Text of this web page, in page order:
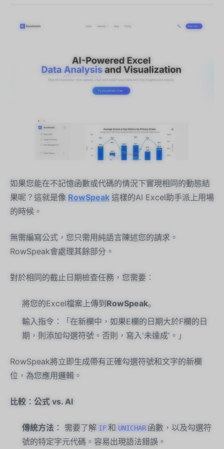
如果您能在不記憶函數或代碼的情況下實現相同的動態結
果呢？這就是像 RowSpeak 這樣的AI Excel助手派上用場
的時候。
無需編寫公式，您只需用純語言陳述您的請求。
RowSpeak會處理其餘部分。
對於相同的截止日期檢查任務，您需要：
將您的Excel檔案上傳到RowSpeak。
輸入指令：「在新欄中，如果E欄的日期大於F欄的日
期，則添加勾選符號。否則，寫入'未達成'。」
RowSpeak將立即生成帶有正確勾選符號和文字的新欄
位，為您應用邏輯。
比較：公式 vs. AI
傳統方法： 需要了解 IF 和 UNICHAR 函數，以及勾選符
號的特定字元代碼。容易出現語法錯誤。